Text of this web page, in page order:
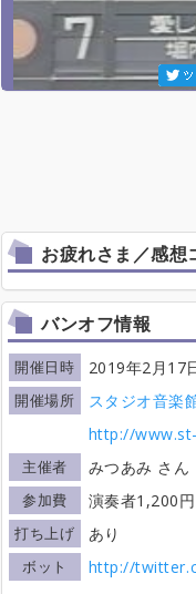
お疲れさま／感想
バンオフ情報
開催日時 2019年2月17
開催場所 スタジオ音楽
主催者 みつあみ さん
参加費 演奏者1,200
打ち上げ あり
ボット
http://